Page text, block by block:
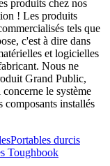
produits chez nos
! Les produits
tels que
c'est à dire dans
et logicielles
Nous ne
Grand Public,
le système
installés
Portables durcis
Toughbook